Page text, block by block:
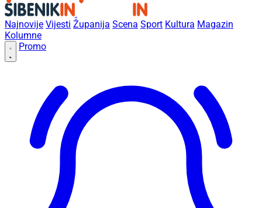
Najnovije Vijesti Županija Scena Sport Kultura Magazin
Kolumne
Promo